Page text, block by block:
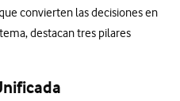
convierten las decisiones en
destacan tres pilares